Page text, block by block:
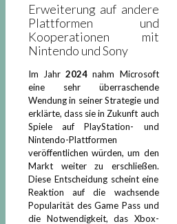
Erweiterung auf andere
Plattformen und
Kooperationen mit
Nintendo und Sony
Im Jahr2024nahm Microsoft
eine sehr überraschende
Wendung in seiner Strategie und
erklärte, dass sie in Zukunft auch
Spiele auf PlayStation- und
Nintendo-Plattformen
veröffentlichen würden, um den
Markt weiter zu erschließen.
Diese Entscheidung scheint eine
Reaktion auf die wachsende
Popularität des Game Pass und
die Notwendigkeit, das Xbox-